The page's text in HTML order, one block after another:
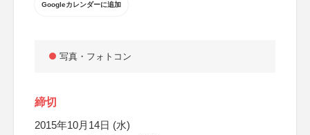
Googleカレンダーに追加
写真・フォトコン
締切
2015年10月14日 (水)